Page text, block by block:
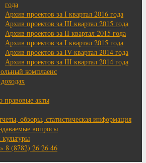
года
Архив проектов за I квартал 2016 года
Архив проектов за III квартал 2015 года
Архив проектов за II квартал 2015 года
Архив проектов за I квартал 2015 года
Архив проектов за IV квартал 2014 года
Архив проектов за III квартал 2014 года
комплаенс
правовые акты
обзоры, статистическая информация
вопросы
8 (8782) 26 26 46